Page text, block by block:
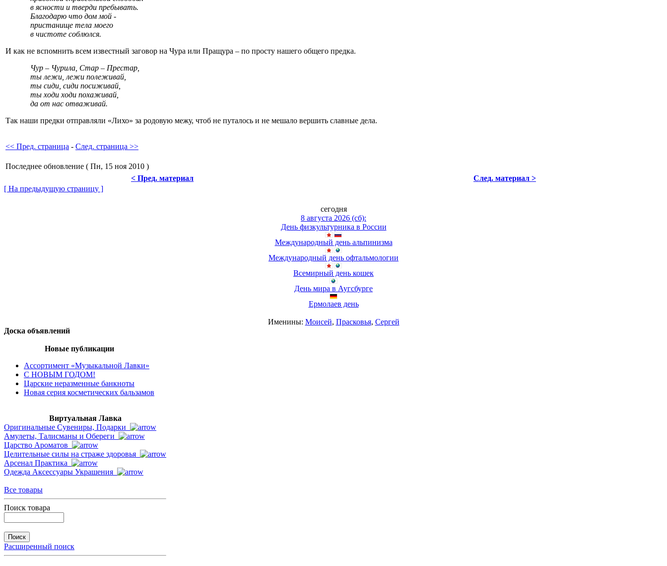
в ясности и тверди пребывать.
Благодарю что дом мой -
пристанище тела моего
в чистоте соблюлся.
И как не вспомнить всем известный заговор на Чура или Пращура – по просту нашего общего предка.
Чур – Чурила, Стар – Престар,
ты лежи, лежи полеживай,
ты сиди, сиди посиживай,
ты ходи ходи похаживай,
да от нас отваживай.
Так наши предки отправляли «Лихо» за родовую межу, чтоб не путалось и не мешало вершить славные дела.
<< Пред. страница - След. страница >>
Последнее обновление ( Пн, 15 ноя 2010 )
< Пред. материал
След. материал >
[ На предыдущую страницу ]
сегодня
8 августа 2026 (сб):
День физкультурника в России
Международный день альпинизма
Международный день офтальмологии
Всемирный день кошек
День мира в Аугсбурге
Ермолаев день
Именины: Моисей, Прасковья, Сергей
Доска объявлений
Новые публикации
Ассортимент «Музыкальной Лавки»
С НОВЫМ ГОДОМ!
Царские неразменные банкноты
Новая серия косметических бальзамов
Виртуальная Лавка
Оригинальные Сувениры, Подарки
Амулеты, Талисманы и Обереги
Царство Ароматов
Целительные силы на страже здоровья
Арсенал Практика
Одежда Аксессуары Украшения
Все товары
Поиск товара
Расширенный поиск